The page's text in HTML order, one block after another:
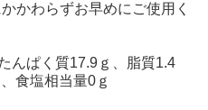
かわらずお早めにご使用く
んぱく質17.9ｇ、脂質1.4
食塩相当量0ｇ